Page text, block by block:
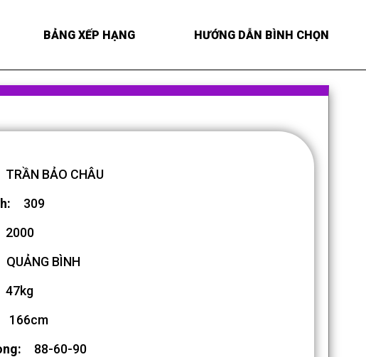
BẢNG XẾP HẠNG HƯỚNG DẪN BÌNH CHỌN
TRẦN BẢO CHÂU
309
2000
QUẢNG BÌNH
47kg
166cm
88-60-90